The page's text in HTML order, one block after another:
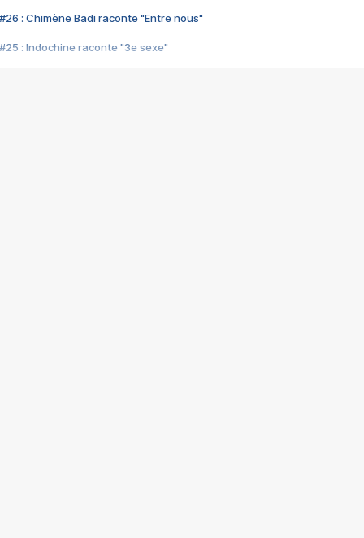
#26 : Chimène Badi raconte "Entre nous"
#25 : Indochine raconte "3e sexe"